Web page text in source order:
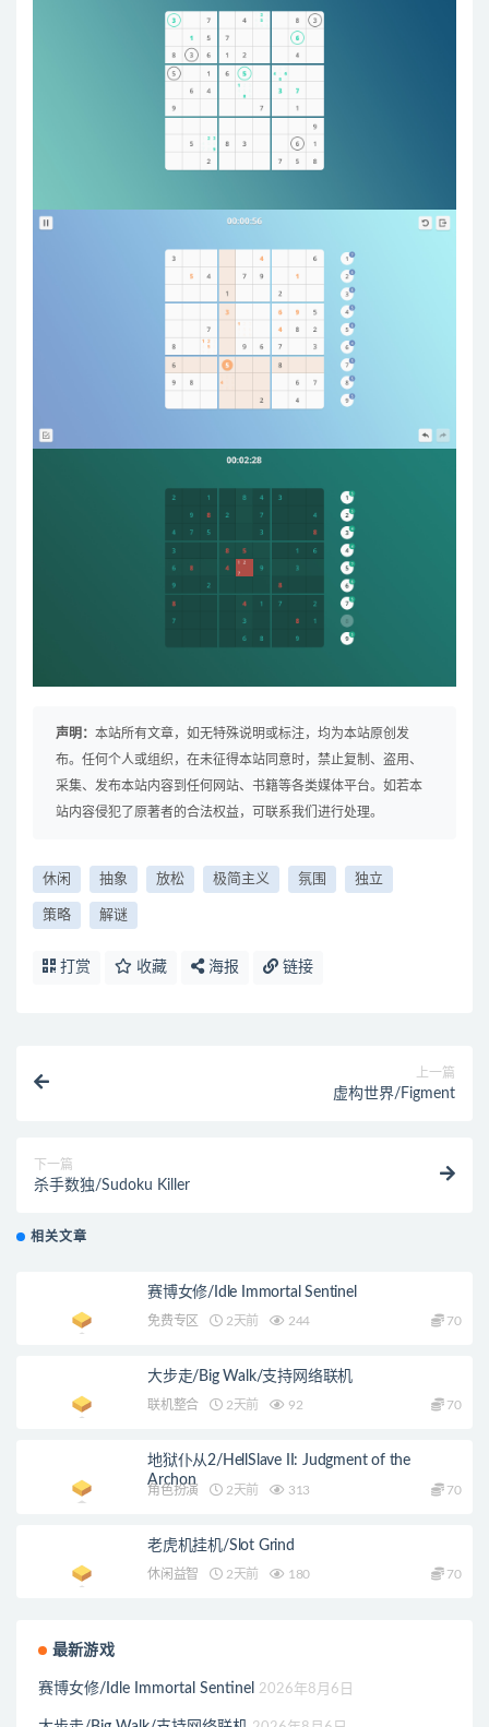
声明： 本站所有文章，如无特殊说明或标注，均为本站原创发
布。任何个人或组织，在未征得本站同意时，禁止复制、盗用、
采集、发布本站内容到任何网站、书籍等各类媒体平台。如若本
站内容侵犯了原著者的合法权益，可联系我们进行处理。
休闲 抽象 放松 极简主义 氛围 独立
策略 解谜
打赏 收藏 海报 链接
上一篇
虚构世界/Figment
下一篇
杀手数独/Sudoku Killer
相关文章
赛博女修/Idle Immortal Sentinel
免费专区 2天前 244 70
大步走/Big Walk/支持网络联机
联机整合 2天前 92 70
地狱仆从2/HellSlave II: Judgment of the
Archon
角色扮演 2天前 313 70
老虎机挂机/Slot Grind
休闲益智 2天前 180 70
最新游戏
赛博女修/Idle Immortal Sentinel 2026年8月6日